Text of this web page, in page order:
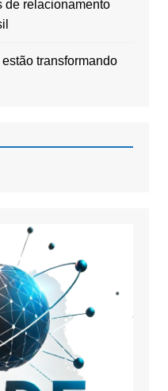
de relacionamento
transformando